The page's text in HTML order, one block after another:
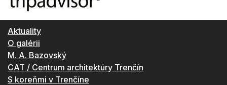
Aktuality
O galérii
M. A. Bazovský
CAT / Centrum architektúry Trenčín
S koreňmi v Trenčíne